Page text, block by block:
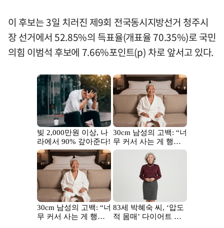
이 후보는 3일 치러진 제9회 전국동시지방선거 청주시
장 선거에서 52.85%의 득표율(개표율 70.35%)로 국민
의힘 이범석 후보에 7.66%포인트(p) 차로 앞서고 있다.